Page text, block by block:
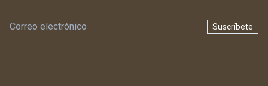
Suscríbete